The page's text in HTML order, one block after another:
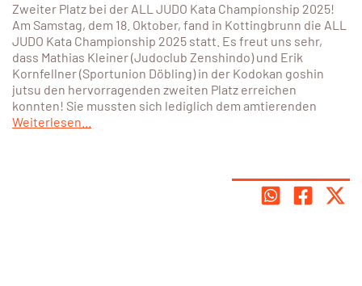
Zweiter Platz bei der ALL JUDO Kata Championship 2025!
Am Samstag, dem 18. Oktober, fand in Kottingbrunn die ALL
JUDO Kata Championship 2025 statt. Es freut uns sehr,
dass Mathias Kleiner (Judoclub Zenshindo) und Erik
Kornfellner (Sportunion Döbling) in der Kodokan goshin
jutsu den hervorragenden zweiten Platz erreichen
konnten! Sie mussten sich lediglich dem amtierenden
Weiterlesen...